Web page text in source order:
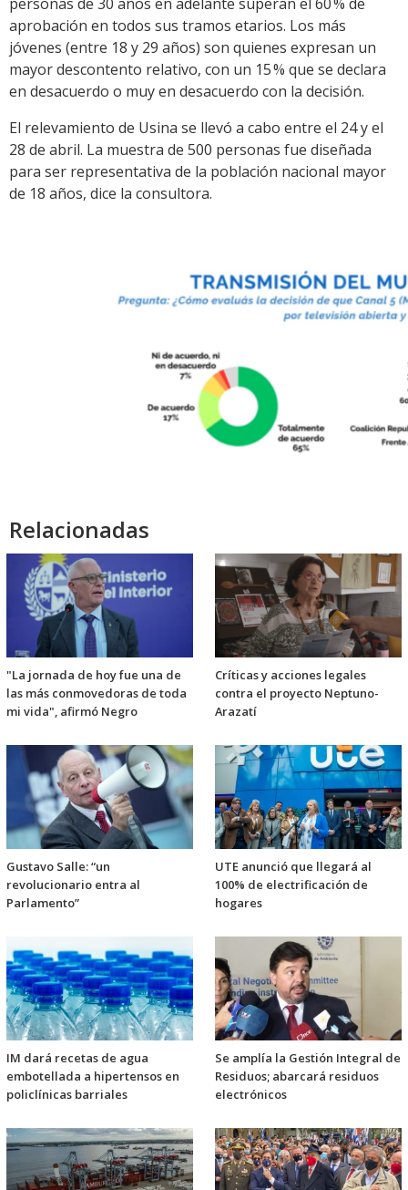
aprobación en todos sus tramos etarios. Los más
jóvenes (entre 18 y 29 años) son quienes expresan un
mayor descontento relativo, con un 15 % que se declara
en desacuerdo o muy en desacuerdo con la decisión.
El relevamiento de Usina se llevó a cabo entre el 24 y el
28 de abril. La muestra de 500 personas fue diseñada
para ser representativa de la población nacional mayor
de 18 años, dice la consultora.
Relacionadas
"La jornada de hoy fue una de
las más conmovedoras de toda
mi vida", afirmó Negro
Críticas y acciones legales
contra el proyecto Neptuno-
Arazatí
Gustavo Salle: “un
revolucionario entra al
Parlamento”
UTE anunció que llegará al
100% de electrificación de
hogares
IM dará recetas de agua
embotellada a hipertensos en
policlínicas barriales
Se amplía la Gestión Integral de
Residuos; abarcará residuos
electrónicos